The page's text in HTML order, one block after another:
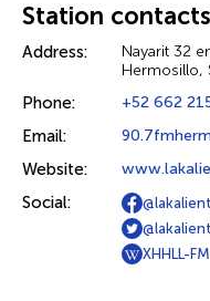
Station contacts
Address:
Nayarit 32
Hermosillo,
Phone: +52 662
Email:
Website:
Social:
XHHLL-